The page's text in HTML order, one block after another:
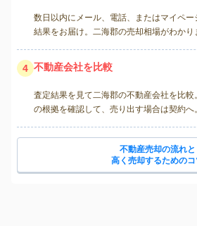
数日以内にメール、電話、またはマイペー
結果をお届け。二海郡の売却相場がわかり
4 不動産会社を比較
査定結果を見て二海郡の不動産会社を比較
の根拠を確認して、売り出す場合は契約へ。
不動産売却の流れと
高く売却するための